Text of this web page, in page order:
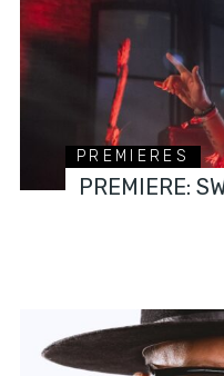
PREMIERES
PREMIERE: